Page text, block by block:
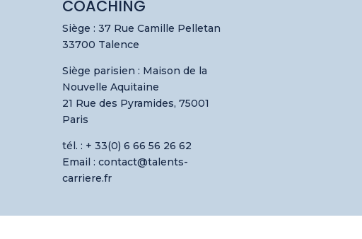
COACHING
Siège : 37 Rue Camille Pelletan
33700 Talence
Siège parisien : Maison de la
Nouvelle Aquitaine
21 Rue des Pyramides, 75001
Paris
tél. : + 33(0) 6 66 56 26 62
Email : contact@talents-
carriere.fr